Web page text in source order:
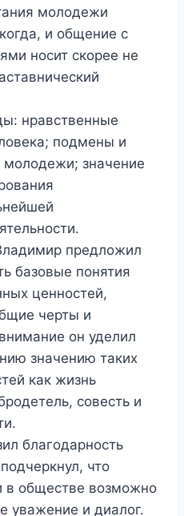
молодежи
и общение с
носит скорее не
нравственные
подмены и
молодежи; значение
предложил
базовые понятия
ценностей,
черты и
он уделил
значению таких
как жизнь
совесть и
благодарность
что
в обществе возможно
уважение и диалог.